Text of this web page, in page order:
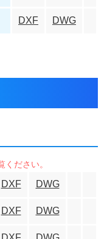
DXF DWG
DXF DWG
DXF DWG